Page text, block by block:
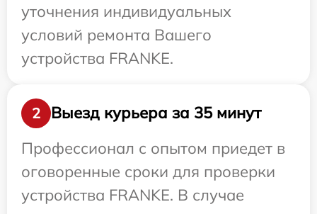
уточнения индивидуальных
условий ремонта Вашего
устройства FRANKE.
2
Выезд курьера за 35 минут
Профессионал с опытом приедет в
оговоренные сроки для проверки
устройства FRANKE. В случае